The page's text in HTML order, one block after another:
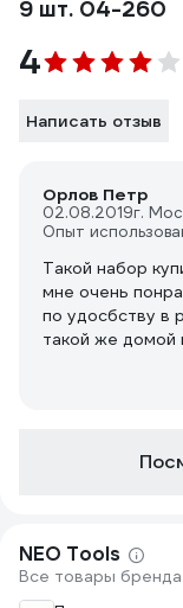
9 шт. 04-260
4
Написать отзыв
Орлов Петр
02.08.2019г.
Опыт
Такой набор
мне очень
по удосбству в
такой же домой
NEO Tools
Все товары бренда